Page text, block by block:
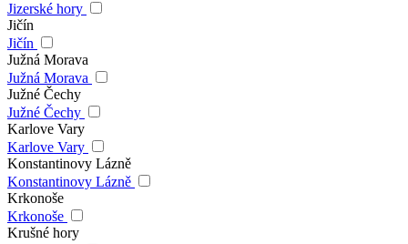
Jizerské hory
Jičín
Jičín
Južná Morava
Južná Morava
Južné Čechy
Južné Čechy
Karlove Vary
Karlove Vary
Konstantinovy Lázně
Konstantinovy Lázně
Krkonoše
Krkonoše
Krušné hory